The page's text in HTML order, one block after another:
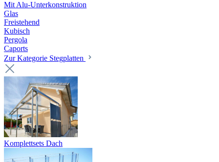
Mit Alu-Unterkonstruktion
Glas
Freistehend
Kubisch
Pergola
Caports
Zur Kategorie Stegplatten
Komplettsets Dach